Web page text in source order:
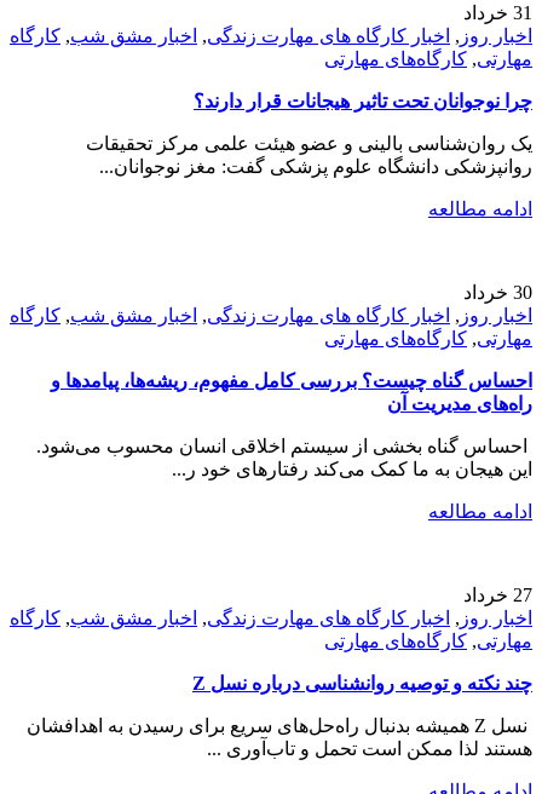
31 خرداد
اخبار روز , اخبار کارگاه های مهارت زندگی, اخبار مشق شب, کارگاه
مهارتی, کارگاه‌های مهارتی
چرا نوجوانان تحت تاثیر هیجانات قرار دارند؟
یک روان‌شناسی بالینی و عضو هیئت علمی مرکز تحقیقات
روانپزشکی دانشگاه علوم پزشکی گفت: مغز نوجوانان...
ادامه مطالعه
30 خرداد
اخبار روز , اخبار کارگاه های مهارت زندگی, اخبار مشق شب, کارگاه
مهارتی, کارگاه‌های مهارتی
احساس گناه چیست؟ بررسی کامل مفهوم، ریشه‌ها، پیامدها و
راه‌های مدیریت آن
احساس گناه بخشی از سیستم اخلاقی انسان محسوب می‌شود.
این هیجان به ما کمک می‌کند رفتارهای خود ر...
ادامه مطالعه
27 خرداد
اخبار روز , اخبار کارگاه های مهارت زندگی, اخبار مشق شب, کارگاه
مهارتی, کارگاه‌های مهارتی
چند نکته و توصیه روانشناسی درباره نسل Z
نسل Z همیشه بدنبال راه‌حل‌های سریع برای رسیدن به اهدافشان
هستند لذا ممکن است تحمل و تاب‌آوری ...